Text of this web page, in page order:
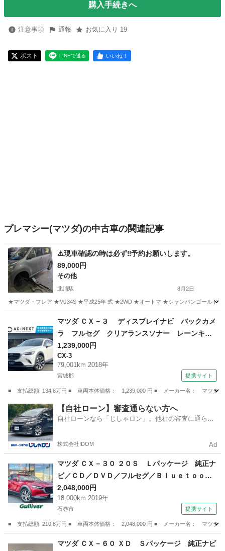
購入手続きへ
注意事項 通報 お気に入り 19
ポスト LINEで送る いいね！
プレマシー(マツダ)の中古車の関連記事
⚠️現車確認の時は必ず‼️予約お願いします。
89,000円
その他
北浦駅 8月2日
★マツダ・フレア ★MJ34S ★平成25年 式 ★2WD ★オートマ ★シャンパンゴールド色
北浦駅 その他 エバポレーター
マツダ ＣＸ－３ ディスプレイナビ バックカメ
ラ フルセグ クリアランスソナー レーンキー
プ アイドリングストップ ハンドルヒーター
パワーシート シートヒーター 電動格納ミラ
ー 純正アルミホール レザーシート （車検整備
1,239,000円
CX-3
79,001km 2018年
宮城郡 提携サイト
■ 支払総額: 134.8万円 ■ 車両本体価格： 1,239,000 円 ■ メーカー名： マツ
宮城 宮城郡 CX-3
【自社ローン】審査通らない方へ
自社ローンなら「じしゃロン」。他社の審査に通らな
株式会社IDOM Ad
マツダ ＣＸ－３０ ２０Ｓ Ｌパッケージ 純正ナ
ビ／ＣＤ／ＤＶＤ／フルセグ／Ｂｌｕｅｔｏｏｔ
ｈ／全方位カメラ／ドライブレコーダー／ＥＴＣ
／レーダークルーズコントロール／レーンキープ
アシスト／衝突軽減ブレーキ／シートヒーター／
パワーシート （検9.1）
2,048,000円
18,000km 2019年
石巻市 提携サイト
■ 支払総額: 210.8万円 ■ 車両本体価格： 2,048,000 円 ■ メーカー名： マツダ
マツダ
マツダ ＣＸ－６０ ＸＤ Ｓパッケージ 純正ナビ